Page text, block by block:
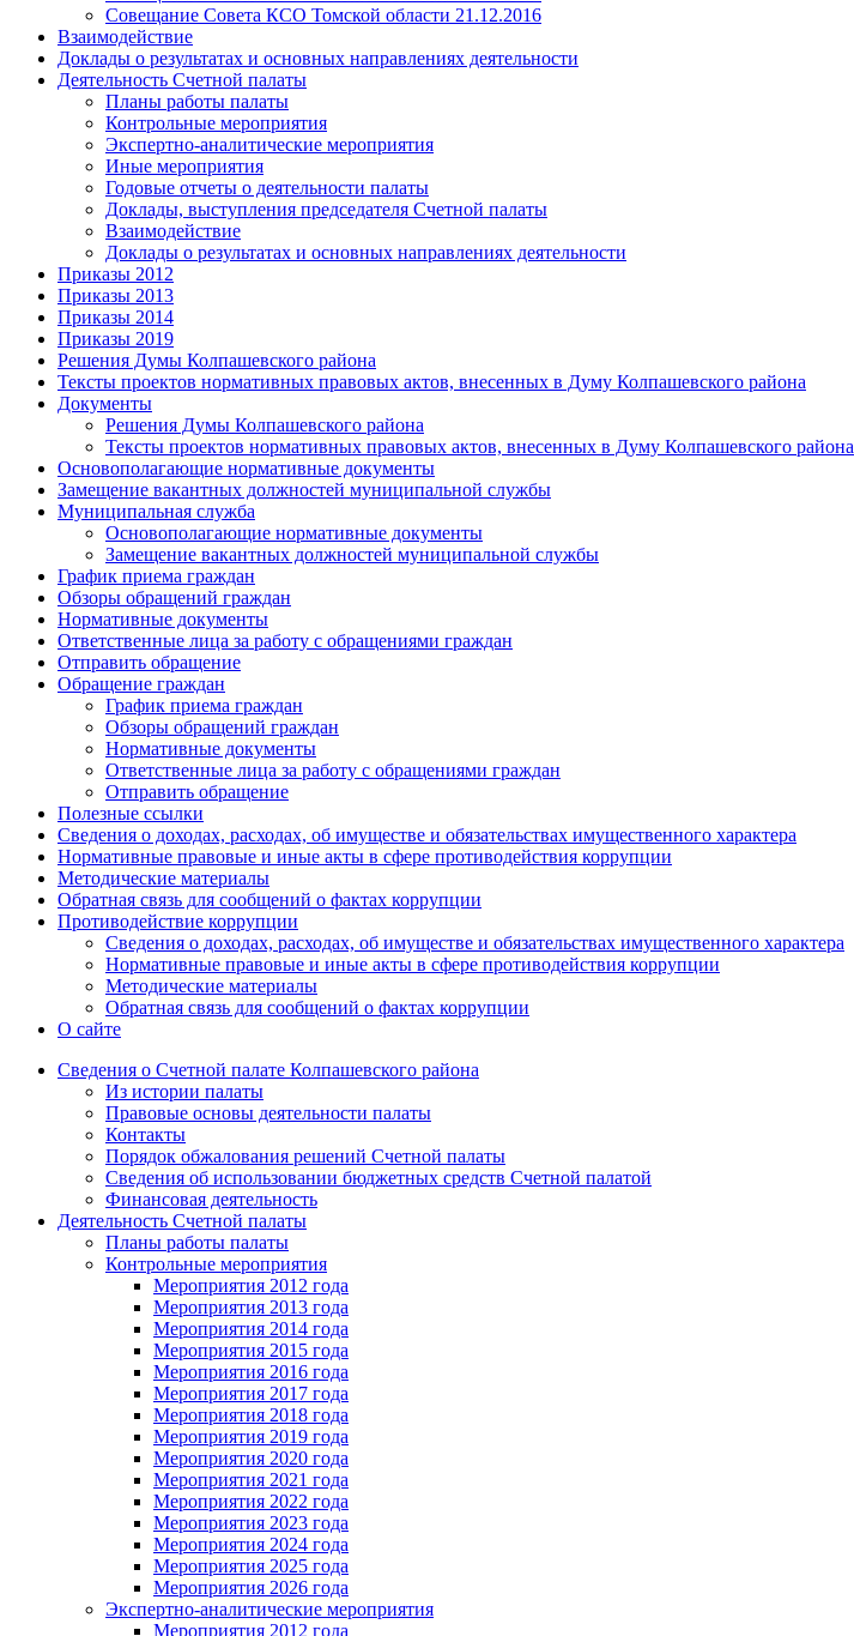
Совещание Совета КСО Томской области 21.12.2016
Взаимодействие
Доклады о результатах и основных направлениях деятельности
Деятельность Счетной палаты
Планы работы палаты
Контрольные мероприятия
Экспертно-аналитические мероприятия
Иные мероприятия
Годовые отчеты о деятельности палаты
Доклады, выступления председателя Счетной палаты
Взаимодействие
Доклады о результатах и основных направлениях деятельности
Приказы 2012
Приказы 2013
Приказы 2014
Приказы 2019
Решения Думы Колпашевского района
Тексты проектов нормативных правовых актов, внесенных в Думу Колпашевского района
Документы
Решения Думы Колпашевского района
Тексты проектов нормативных правовых актов, внесенных в Думу Колпашевского района
Основополагающие нормативные документы
Замещение вакантных должностей муниципальной службы
Муниципальная служба
Основополагающие нормативные документы
Замещение вакантных должностей муниципальной службы
График приема граждан
Обзоры обращений граждан
Нормативные документы
Ответственные лица за работу с обращениями граждан
Отправить обращение
Обращение граждан
График приема граждан
Обзоры обращений граждан
Нормативные документы
Ответственные лица за работу с обращениями граждан
Отправить обращение
Полезные ссылки
Сведения о доходах, расходах, об имуществе и обязательствах имущественного характера
Нормативные правовые и иные акты в сфере противодействия коррупции
Методические материалы
Обратная связь для сообщений о фактах коррупции
Противодействие коррупции
Сведения о доходах, расходах, об имуществе и обязательствах имущественного характера
Нормативные правовые и иные акты в сфере противодействия коррупции
Методические материалы
Обратная связь для сообщений о фактах коррупции
О сайте
Сведения о Счетной палате Колпашевского района
Из истории палаты
Правовые основы деятельности палаты
Контакты
Порядок обжалования решений Счетной палаты
Сведения об использовании бюджетных средств Счетной палатой
Финансовая деятельность
Деятельность Счетной палаты
Планы работы палаты
Контрольные мероприятия
Мероприятия 2012 года
Мероприятия 2013 года
Мероприятия 2014 года
Мероприятия 2015 года
Мероприятия 2016 года
Мероприятия 2017 года
Мероприятия 2018 года
Мероприятия 2019 года
Мероприятия 2020 года
Мероприятия 2021 года
Мероприятия 2022 года
Мероприятия 2023 года
Мероприятия 2024 года
Мероприятия 2025 года
Мероприятия 2026 года
Экспертно-аналитические мероприятия
Мероприятия 2012 года